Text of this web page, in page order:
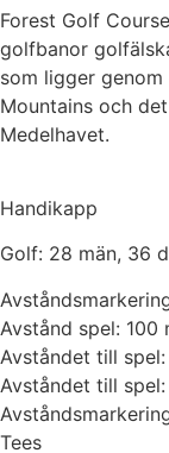
Forest Golf
golfbanor
som ligger
Mountains och
Medelhavet.
Handikapp
Golf: 28 män, 36
Avstånd spel: 100
Avståndet till spel:
Avståndet till
Tees